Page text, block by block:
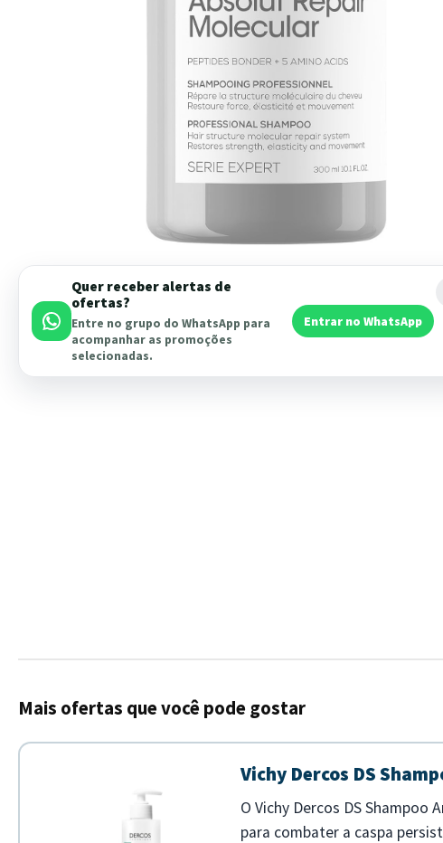
Quer receber alertas de
ofertas?
Entre no grupo do WhatsApp para
acompanhar as promoções
selecionadas.
Entrar no WhatsApp
Mais ofertas que você pode gostar
Vichy Dercos DS
O Vichy Dercos DS
para combater a caspa